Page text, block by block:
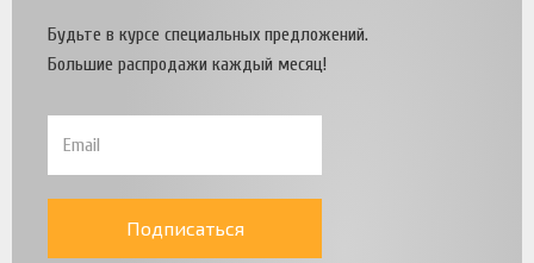
Будьте в курсе специальных предложений.
Большие распродажи каждый месяц!
Подписаться